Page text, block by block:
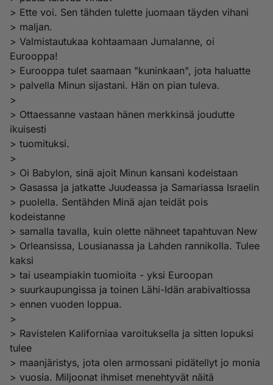
> Ette voi. Sen tähden tulette juomaan täyden vihani
> maljan.
> Valmistautukaa kohtaamaan Jumalanne, oi
Eurooppa!
> Eurooppa tulet saamaan "kuninkaan", jota haluatte
> palvella Minun sijastani. Hän on pian tuleva.
>
> Ottaessanne vastaan hänen merkkinsä joudutte
ikuisesti
> tuomituksi.
>
> Oi Babylon, sinä ajoit Minun kansani kodeistaan
> Gasassa ja jatkatte Juudeassa ja Samariassa Israelin
> puolella. Sentähden Minä ajan teidät pois
kodeistanne
> samalla tavalla, kuin olette nähneet tapahtuvan New
> Orleansissa, Lousianassa ja Lahden rannikolla. Tulee
kaksi
> tai useampiakin tuomioita - yksi Euroopan
> suurkaupungissa ja toinen Lähi-Idän arabivaltiossa
> ennen vuoden loppua.
>
> Ravistelen Kaliforniaa varoituksella ja sitten lopuksi
tulee
> maanjäristys, jota olen armossani pidätellyt jo monia
> vuosia. Miljoonat ihmiset menehtyvät näitä